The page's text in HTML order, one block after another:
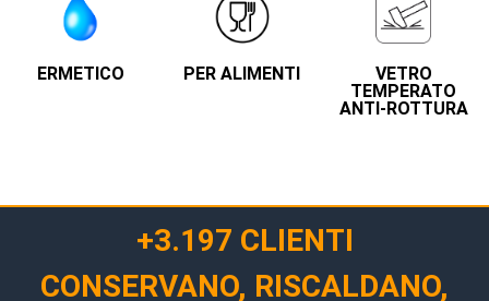
ERMETICO PER ALIMENTI
VETRO
TEMPERATO
ANTI-ROTTURA
+3.197 CLIENTI
CONSERVANO, RISCALDANO,